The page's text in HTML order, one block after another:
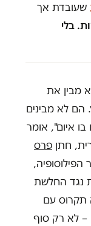
שעובדת אך
בלי
מבין את
הם לא מבינים
איום", אומר
חתן פרס
נגד החלשת
תקרוס עם
– לא רק סוף